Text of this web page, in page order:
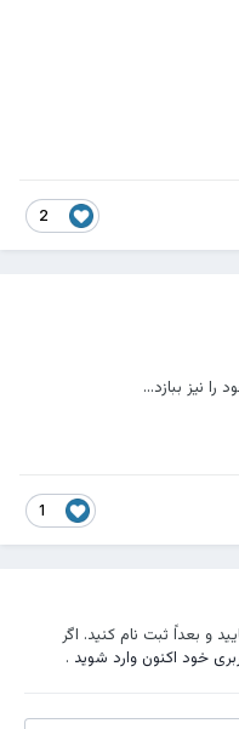
2
نیز ببازد...
و بعداً ثبت نام کنید. اگر
خود اکنون وارد شوید.